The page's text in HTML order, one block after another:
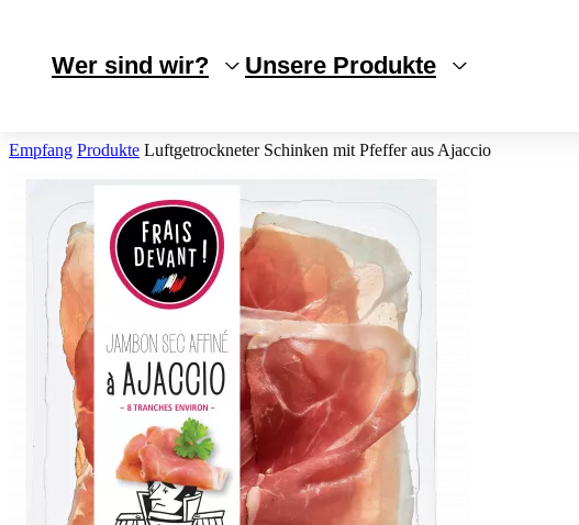
Wer sind wir? Unsere Produkte
Empfang Produkte Luftgetrockneter Schinken mit Pfeffer aus Ajaccio